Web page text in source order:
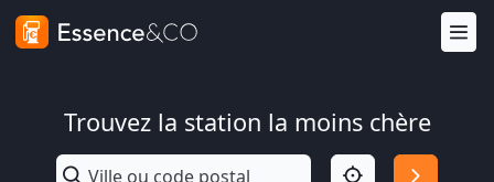
Trouvez la station la moins chère